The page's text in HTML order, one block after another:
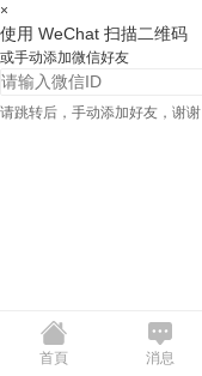
×
使用 WeChat 扫描二维码
或手动添加微信好友
请跳转后，手动添加好友，谢谢
首頁 消息